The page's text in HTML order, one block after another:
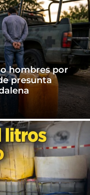
hombres por
presunta